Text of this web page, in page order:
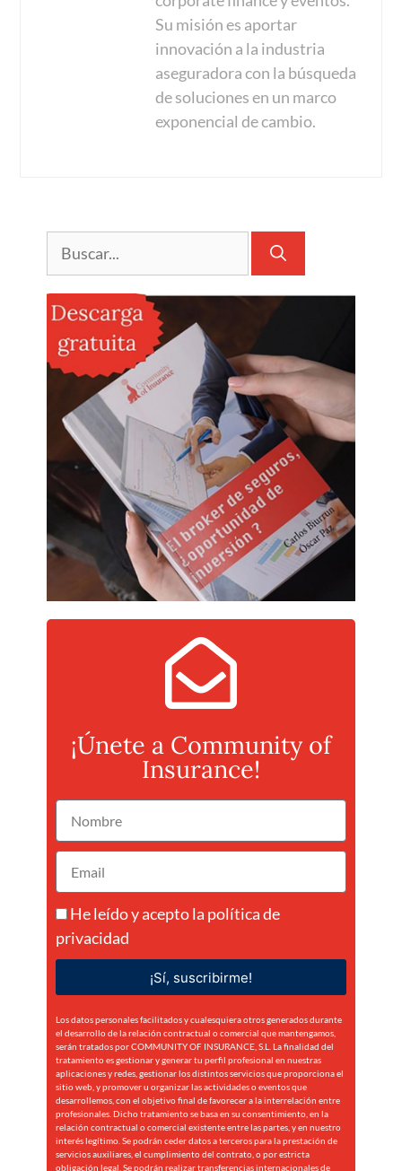
Su misión es aportar
innovación a la industria
aseguradora con la búsqueda
de soluciones en un marco
exponencial de cambio.
¡Únete a Community of
Insurance!
He leído y acepto la política de
privacidad
¡Sí, suscribirme!
Los datos personales facilitados y cualesquiera otros generados durante
el desarrollo de la relación contractual o comercial que mantengamos,
serán tratados por COMMUNITY OF INSURANCE, S.L. La finalidad del
tratamiento es gestionar y generar tu perfil profesional en nuestras
aplicaciones y redes, gestionar los distintos servicios que proporciona el
sitio web, y promover u organizar las actividades o eventos que
desarrollemos, con el objetivo final de favorecer a la interrelación entre
profesionales. Dicho tratamiento se basa en su consentimiento, en la
relación contractual o comercial existente entre las partes, y en nuestro
interés legítimo. Se podrán ceder datos a terceros para la prestación de
servicios auxiliares, el cumplimiento del contrato, o por estricta
obligación legal. Se podrán realizar transferencias internacionales de